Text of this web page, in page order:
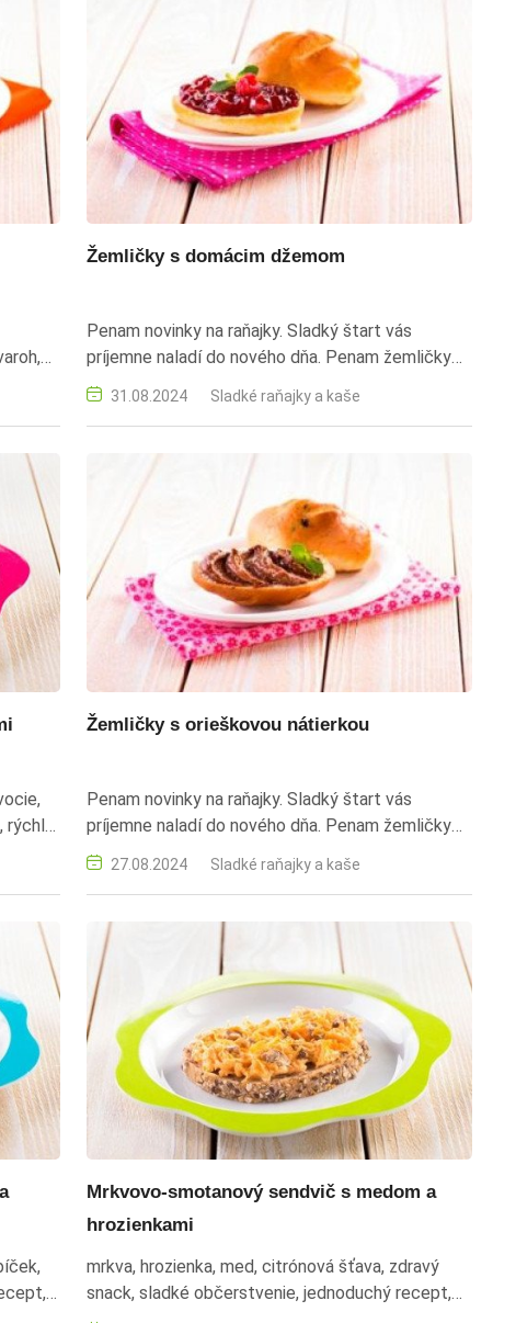
Žemličky s domácim džemom
Penam novinky na raňajky. Sladký štart vás
príjemne naladí do nového dňa. Penam žemličky
mliečne, čerstvé ovocie, mrazené ovocie, cukor,
med, citrónová šťava, domáci džem, sladké
31.08.2024 Sladké raňajky a kaše
rýchla
Žemličky s orieškovou nátierkou
Penam novinky na raňajky. Sladký štart vás
príjemne naladí do nového dňa. Penam žemličky
mliečne stracciatella, lieskové oriešky, med,
kokosový olej, kakao, kondenzované mlieko,
nátierka, jednoduchý recept
27.08.2024 Sladké raňajky a kaše
Mrkvovo-smotanový sendvič s medom a
hrozienkami
mrkva, hrozienka, med, citrónová šťava, zdravý
snack, sladké občerstvenie, jednoduchý recept,